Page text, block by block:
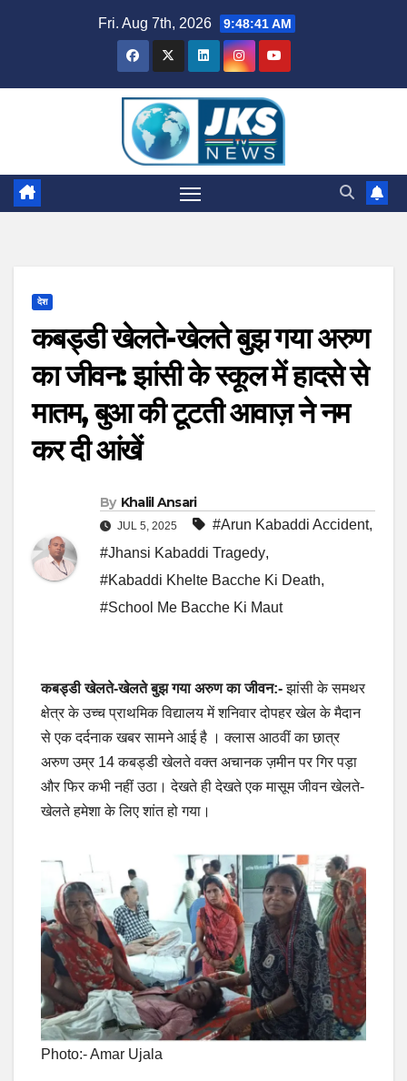
Fri. Aug 7th, 2026 9:48:42 AM
देश
कबड्डी खेलते-खेलते बुझ गया अरुण
का जीवन: झांसी के स्कूल में हादसे से
मातम, बुआ की टूटती आवाज़ ने नम
कर दी आंखें
By Khalil Ansari
JUL 5, 2025 #Arun Kabaddi Accident,
#Jhansi Kabaddi Tragedy,
#Kabaddi Khelte Bacche Ki Death,
#School Me Bacche Ki Maut
कबड्डी खेलते-खेलते बुझ गया अरुण का जीवन:-झांसी के समथर
क्षेत्र के उच्च प्राथमिक विद्यालय में शनिवार दोपहर खेल के मैदान
से एक दर्दनाक खबर सामने आई है । क्लास आठवीं का छात्र
अरुण उम्र 14 कबड्डी खेलते वक्त अचानक ज़मीन पर गिर पड़ा
और फिर कभी नहीं उठा। देखते ही देखते एक मासूम जीवन खेलते-
खेलते हमेशा के लिए शांत हो गया।
Photo:- Amar Ujala